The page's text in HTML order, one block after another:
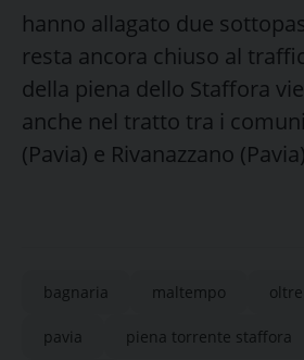
hanno allagato due
resta ancora chiuso al
della piena dello Staffora
anche nel tratto tra i
(Pavia) e Rivanazzano
bagnaria maltempo
pavia piena torrente staffora